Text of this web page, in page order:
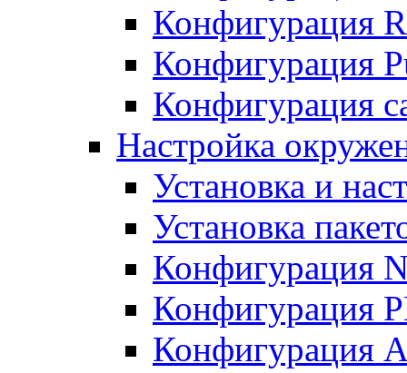
Конфигурация
Конфигурация
Конфигурация
Настройка
Установка и
Установка
Конфигурация
Конфигурация
Конфигурация